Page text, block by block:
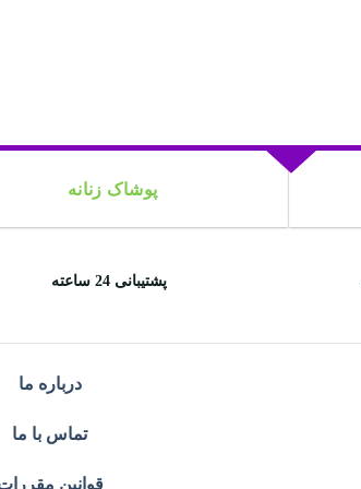
پوشاک زنانه
پشتیبانی 24 ساعته
درباره ما
تماس با ما
قوانین